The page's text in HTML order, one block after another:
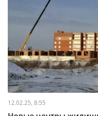
12.02.25, 8:55